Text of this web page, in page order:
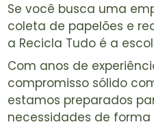
Se você busca uma
coleta de papelões e
a Recicla Tudo é a
Com anos de
compromisso sólido
estamos preparados
necessidades de